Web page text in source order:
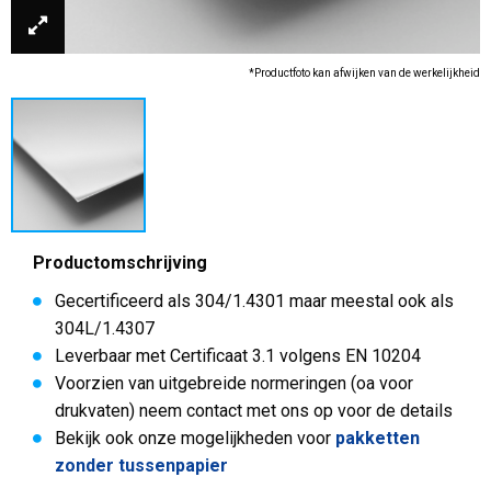
*Productfoto kan afwijken van de werkelijkheid
Productomschrijving
Gecertificeerd als 304/1.4301 maar meestal ook als
304L/1.4307
Leverbaar met Certificaat 3.1 volgens EN 10204
Voorzien van uitgebreide normeringen (oa voor
drukvaten) neem contact met ons op voor de details
Bekijk ook onze mogelijkheden voor pakketten
zonder tussenpapier